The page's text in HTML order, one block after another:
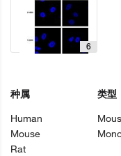
6
种属
Human
Mouse
Rat
类型